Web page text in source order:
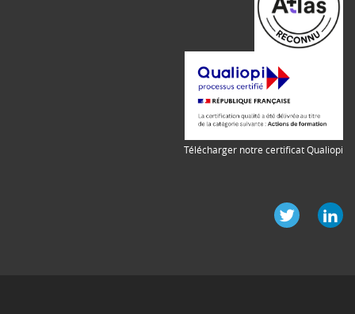
Télécharger notre certificat Qualiopi